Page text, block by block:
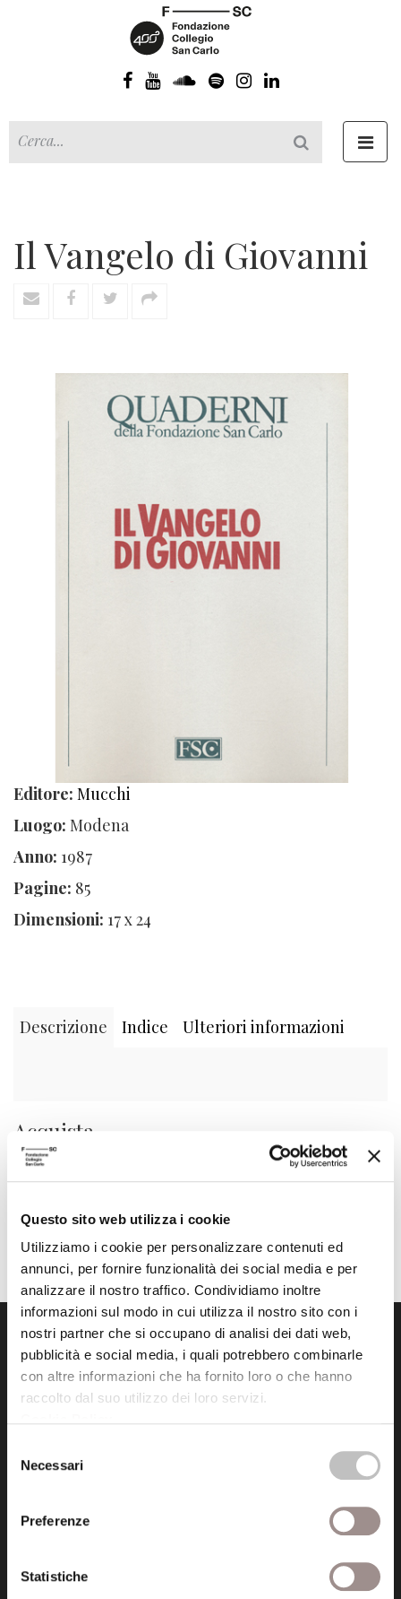
Questo sito web utilizza i cookie
Utilizziamo i cookie per personalizzare contenuti ed
annunci, per fornire funzionalità dei social media e per
analizzare il nostro traffico. Condividiamo inoltre
informazioni sul modo in cui utilizza il nostro sito con i
nostri partner che si occupano di analisi dei dati web,
pubblicità e social media, i quali potrebbero combinarle
con altre informazioni che ha fornito loro o che hanno
raccolto dal suo utilizzo dei loro servizi.
delNecessari
Preferenze
Statistiche
Il Vangelo di Giovanni
Editore: Mucchi
Luogo: Modena
Anno: 1987
Pagine: 85
Dimensioni: 17 x 24
Descrizione Indice Ulteriori informazioni
Acquista
0,00€
Nessun prodotto nel carrello.